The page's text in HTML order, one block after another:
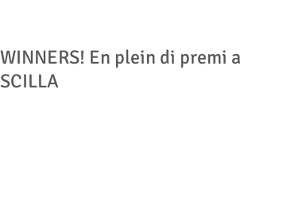
WINNERS! En plein di premi a
SCILLA